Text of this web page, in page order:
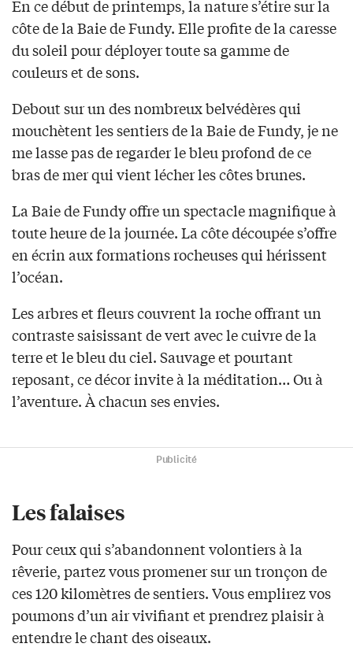
En ce début de printemps, la nature s’étire sur la
côte de la Baie de Fundy. Elle profite de la caresse
du soleil pour déployer toute sa gamme de
couleurs et de sons.
Debout sur un des nombreux belvédères qui
mouchètent les sentiers de la Baie de Fundy, je ne
me lasse pas de regarder le bleu profond de ce
bras de mer qui vient lécher les côtes brunes.
La Baie de Fundy offre un spectacle magnifique à
toute heure de la journée. La côte découpée s’offre
en écrin aux formations rocheuses qui hérissent
l’océan.
Les arbres et fleurs couvrent la roche offrant un
contraste saisissant de vert avec le cuivre de la
terre et le bleu du ciel. Sauvage et pourtant
reposant, ce décor invite à la méditation… Ou à
l’aventure. À chacun ses envies.
Publicité
Les falaises
Pour ceux qui s’abandonnent volontiers à la
rêverie, partez vous promener sur un tronçon de
ces 120 kilomètres de sentiers. Vous emplirez vos
poumons d’un air vivifiant et prendrez plaisir à
entendre le chant des oiseaux.